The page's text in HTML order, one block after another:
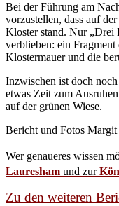
Bei der Führung am
vorzustellen, dass auf
Kloster stand. Nur „Drei
verblieben: ein
Klostermauer und die
Inzwischen ist doch
etwas Zeit zum
auf der grünen Wiese.
Bericht und Fotos
Wer genaueres wissen
Lauresham und zur
Zu den weiteren